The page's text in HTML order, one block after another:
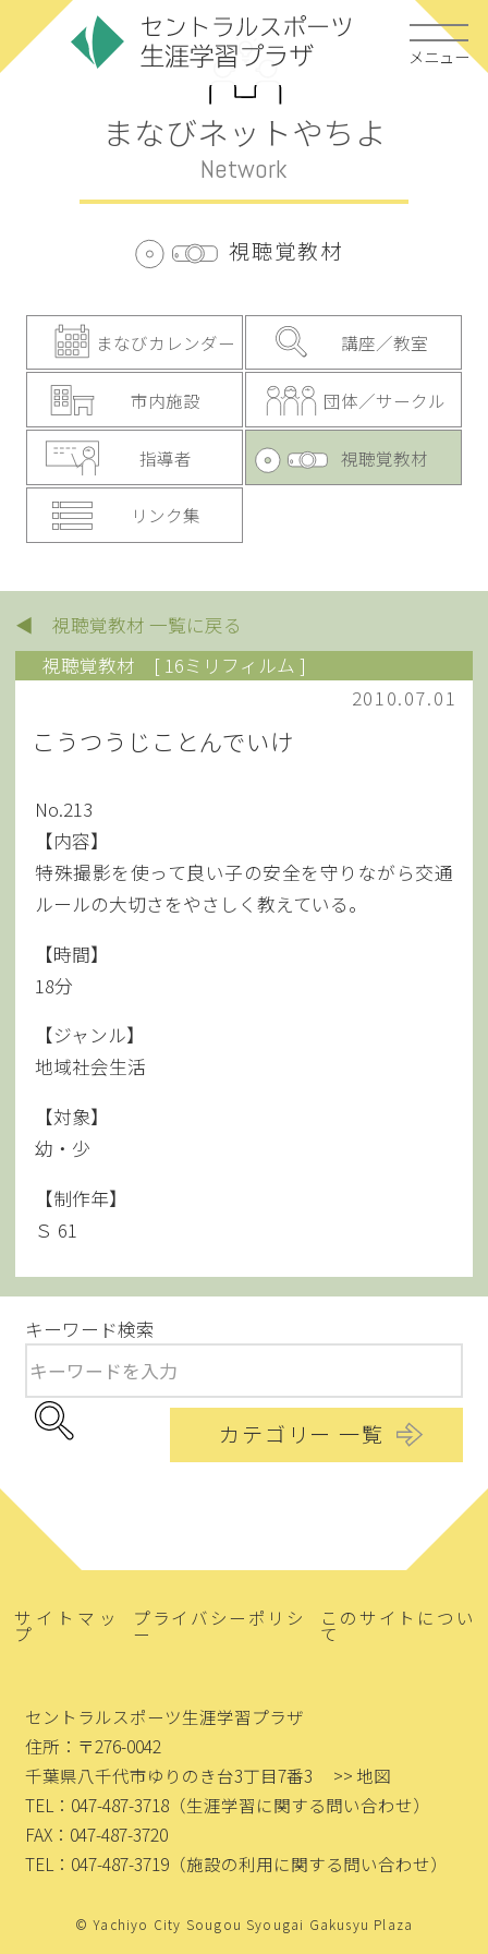
メニュー
まなびネットやちよ
Network
視聴覚教材
まなびカレンダー 講座／教室
市内施設 団体／サークル
指導者 視聴覚教材
リンク集
◀ 視聴覚教材 一覧に戻る
視聴覚教材
[ 16ミリフィルム ]
2010.07.01
こうつうじことんでいけ
No.213
【内容】
特殊撮影を使って良い子の安全を守りながら交通
ルールの大切さをやさしく教えている。
【時間】
18分
【ジャンル】
地域社会生活
【対象】
幼・少
【制作年】
Ｓ 61
キーワード検索
カテゴリー 一覧
サイトマッ
プ
プライバシーポリシ
ー
このサイトについ
て
セントラルスポーツ生涯学習プラザ
住所：〒276-0042
千葉県八千代市ゆりのき台3丁目7番3
>> 地図
TEL：047-487-3718 （生涯学習に関する問い合わせ）
FAX：047-487-3720
TEL：047-487-3719 （施設の利用に関する問い合わせ）
© Yachiyo City Sougou Syougai Gakusyu Plaza